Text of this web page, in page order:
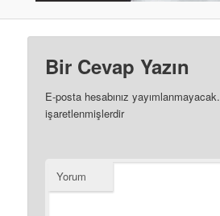
Bir Cevap Yazın
E-posta hesabınız yayımlanmayacak.
işaretlenmişlerdir
Yorum